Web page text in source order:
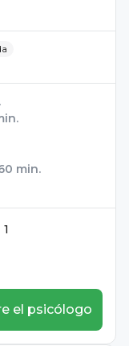
min.
1
el psicólogo